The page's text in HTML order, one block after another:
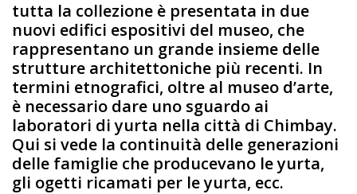
tutta la collezione è presentata in due
nuovi edifici espositivi del museo, che
rappresentano un grande insieme delle
strutture architettoniche più recenti. In
termini etnografici, oltre al museo d’arte,
è necessario dare uno sguardo ai
laboratori di yurta nella città di Chimbay.
Qui si vede la continuità delle generazioni
delle famiglie che producevano le yurta,
gli ogetti ricamati per le yurta, ecc.